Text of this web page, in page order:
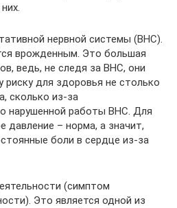
нервной системы (ВНС).
врожденным. Это большая
ведь, не следя за ВНС, они
для здоровья не столько
сколько из-за
нарушенной работы ВНС. Для
давление – норма, а значит,
боли в сердце из-за
(симптом
Это является одной из